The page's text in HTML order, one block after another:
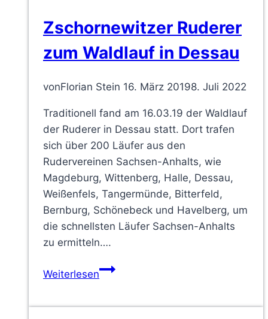
Zschornewitzer Ruderer
zum Waldlauf in Dessau
vonFlorian Stein 16. März 20198. Juli 2022
Traditionell fand am 16.03.19 der Waldlauf
der Ruderer in Dessau statt. Dort trafen
sich über 200 Läufer aus den
Rudervereinen Sachsen-Anhalts, wie
Magdeburg, Wittenberg, Halle, Dessau,
Weißenfels, Tangermünde, Bitterfeld,
Bernburg, Schönebeck und Havelberg, um
die schnellsten Läufer Sachsen-Anhalts
zu ermitteln….
WeiterlesenZschornewitzer